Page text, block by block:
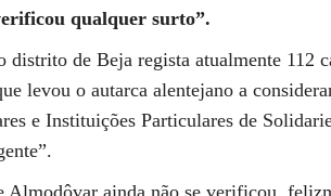
qualquer surto”.
distrito de Beja regista atualmente 112
levou o autarca alentejano a
e Instituições Particulares de
Almodôvar ainda não se verificou,